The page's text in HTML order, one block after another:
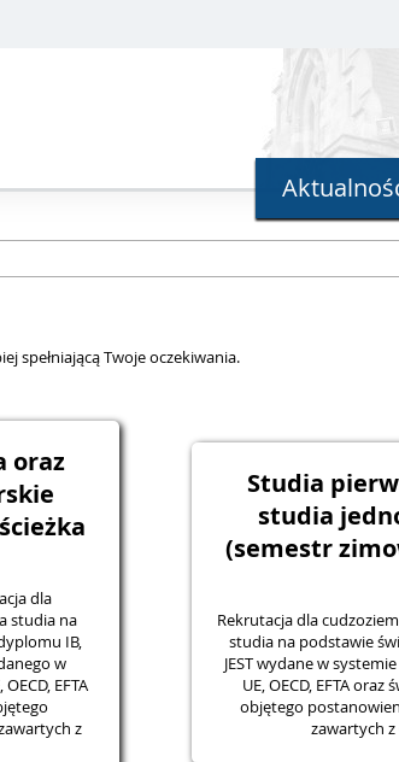
spełniającą Twoje oczekiwania.
oraz
dla
studia na
IB,
w
EFTA
z
Studia
studia
(semestr
Rekrutacja dla
studia na podstawie
JEST wydane w
UE, OECD, EFTA
objętego
zawartych